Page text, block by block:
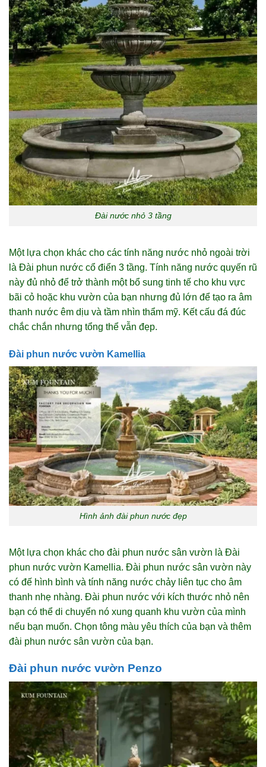
Đài nước nhỏ 3 tầng
Một lựa chọn khác cho các tính năng nước nhỏ ngoài trời
là Đài phun nước cổ điển 3 tầng. Tính năng nước quyến rũ
này đủ nhỏ để trở thành một bổ sung tinh tế cho khu vực
bãi cỏ hoặc khu vườn của bạn nhưng đủ lớn để tạo ra âm
thanh nước êm dịu và tầm nhìn thẩm mỹ. Kết cấu đá đúc
chắc chắn nhưng tổng thể vẫn đẹp.
Đài phun nước vườn Kamellia
Hình ảnh đài phun nước đẹp
Một lựa chọn khác cho đài phun nước sân vườn là Đài
phun nước vườn Kamellia. Đài phun nước sân vườn này
có đế hình bình và tính năng nước chảy liên tục cho âm
thanh nhẹ nhàng. Đài phun nước với kích thước nhỏ nên
bạn có thể di chuyển nó xung quanh khu vườn của mình
nếu bạn muốn. Chọn tông màu yêu thích của bạn và thêm
đài phun nước sân vườn của bạn.
Đài phun nước vườn Penzo